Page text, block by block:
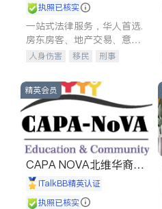
执照已核实
一站式法律服务，华人首选.
房东房客、地产交易、意外
伤害、车祸重伤、商业诉
建筑合同、刑事案件全包办
人身伤害 移民
刑事
信托/遗嘱
商业
索赔
律师-其它 保释
精英会员
CAPA NOVA北维华裔家
长会iTalkBB精英认证
执照已核实